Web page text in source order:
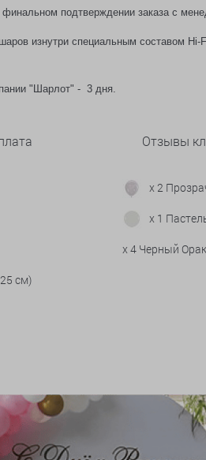
подтверждении заказа с
изнутри специальным составом
"Шарлот" - 3 дня.
Отзывы
x 2
x 1
x 4 Черный
см)